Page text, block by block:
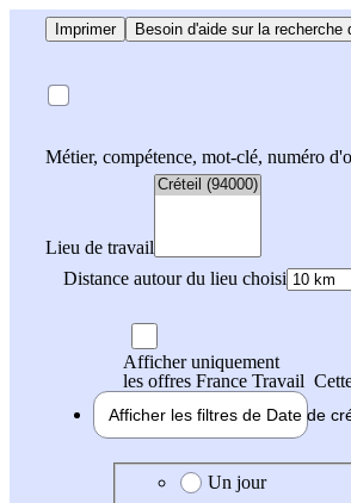
Imprimer Besoin d'aide sur la recherche
Métier, compétence, mot-clé, numéro
Lieu de travail
Distance autour du lieu choisi
Afficher uniquement
les offres France Travail
Afficher les filtres de Date de
Date de création de l'offre
Un jour